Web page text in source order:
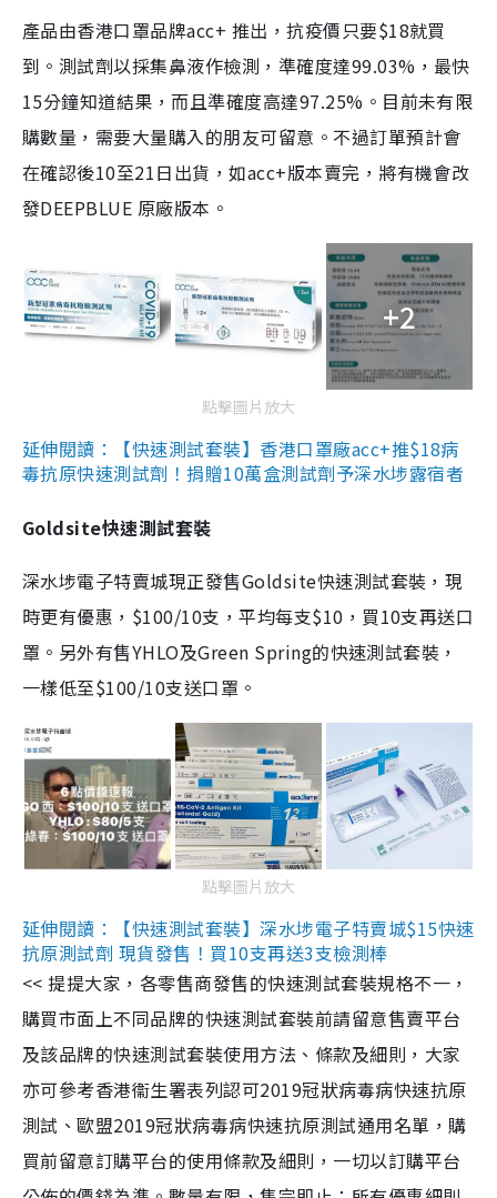
產品由香港口罩品牌acc+ 推出，抗疫價只要$18就買
到。測試劑以採集鼻液作檢測，準確度達99.03%，最快
15分鐘知道結果，而且準確度高達97.25%。目前未有限
購數量，需要大量購入的朋友可留意。不過訂單預計會
在確認後10至21日出貨，如acc+版本賣完，將有機會改
發DEEPBLUE 原廠版本。
+2
點擊圖片放大
延伸閱讀：【快速測試套裝】香港口罩廠acc+推$18病
毒抗原快速測試劑！捐贈10萬盒測試劑予深水埗露宿者
Goldsite快速測試套裝
深水埗電子特賣城現正發售Goldsite快速測試套裝，現
時更有優惠，$100/10支，平均每支$10，買10支再送口
罩。另外有售YHLO及Green Spring的快速測試套裝，
一樣低至$100/10支送口罩。
點擊圖片放大
延伸閱讀：【快速測試套裝】深水埗電子特賣城$15快速
抗原測試劑 現貨發售！買10支再送3支檢測棒
<< 提提大家，各零售商發售的快速測試套裝規格不一，
購買市面上不同品牌的快速測試套裝前請留意售賣平台
及該品牌的快速測試套裝使用方法、條款及細則，大家
亦可參考香港衞生署表列認可2019冠狀病毒病快速抗原
測試、歐盟2019冠狀病毒病快速抗原測試通用名單，購
買前留意訂購平台的使用條款及細則，一切以訂購平台